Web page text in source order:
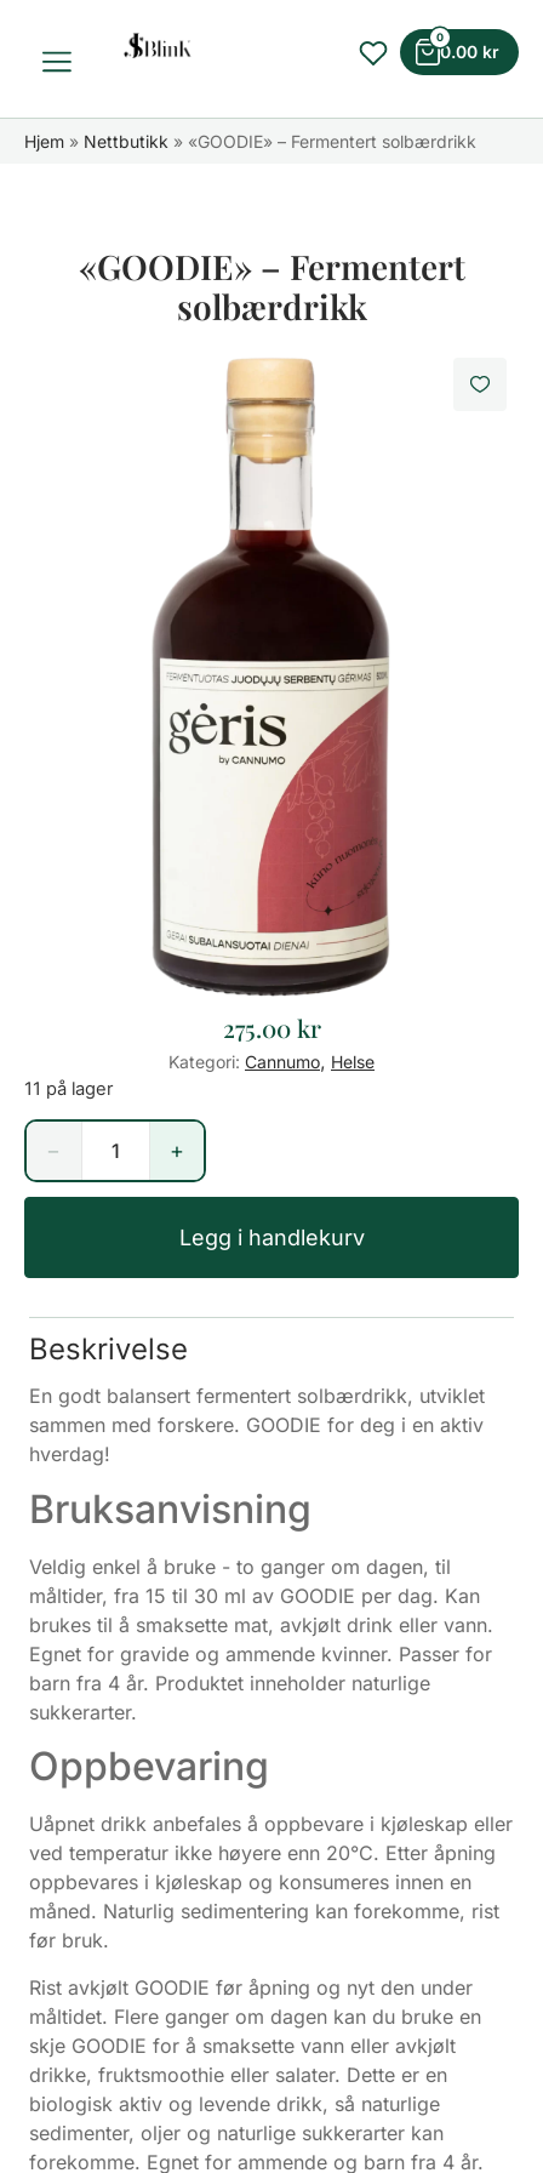
0.00 kr
0
Hjem » Nettbutikk » «GOODIE» – Fermentert solbærdrikk
«GOODIE» – Fermentert
solbærdrikk
275.00kr
Kategori: Cannumo, Helse
11 på lager
− +
Legg i handlekurv
Beskrivelse
En godt balansert fermentert solbærdrikk, utviklet
sammen med forskere. GOODIE for deg i en aktiv
hverdag!
Bruksanvisning
Veldig enkel å bruke - to ganger om dagen, til
måltider, fra 15 til 30 ml av GOODIE per dag. Kan
brukes til å smaksette mat, avkjølt drink eller vann.
Egnet for gravide og ammende kvinner. Passer for
barn fra 4 år. Produktet inneholder naturlige
sukkerarter.
Oppbevaring
Uåpnet drikk anbefales å oppbevare i kjøleskap eller
ved temperatur ikke høyere enn 20°C. Etter åpning
oppbevares i kjøleskap og konsumeres innen en
måned. Naturlig sedimentering kan forekomme, rist
før bruk.
Rist avkjølt GOODIE før åpning og nyt den under
måltidet. Flere ganger om dagen kan du bruke en
skje GOODIE for å smaksette vann eller avkjølt
drikke, fruktsmoothie eller salater. Dette er en
biologisk aktiv og levende drikk, så naturlige
sedimenter, oljer og naturlige sukkerarter kan
forekomme. Egnet for ammende og barn fra 4 år.